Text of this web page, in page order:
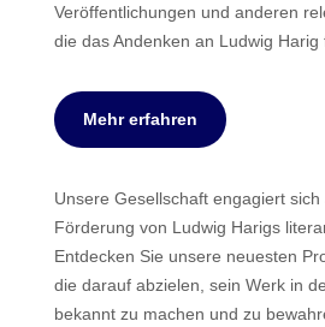
Veröffentlichungen und anderen
die das Andenken an Ludwig Harig
Mehr erfahren
Unsere Gesellschaft engagiert sich
Förderung von Ludwig Harigs
Entdecken Sie unsere neuesten
die darauf abzielen, sein Werk in
bekannt zu machen und zu